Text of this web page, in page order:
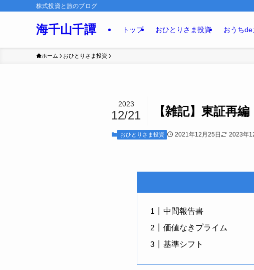
株式投資と旅のブログ
海千山千譚 トップ おひとりさま投資 おうち
ホーム おひとりさま投資
【雑記】東証再編
2023
12/21
おひとりさま投資 2021年12月25日 2023年
中間報告書
価値なきプライム
基準シフト